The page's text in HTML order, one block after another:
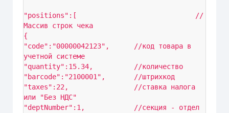
"positions":[                             //
Массив строк чека
{
"code":"00000042123",      //код товара в
учетной системе
"quantity":15.34,          //количество
"barcode":"2100001",       //штрихкод
"taxes":22,                //ставка налога
или "Без НДС"
"deptNumber":1,            //секция - отдел